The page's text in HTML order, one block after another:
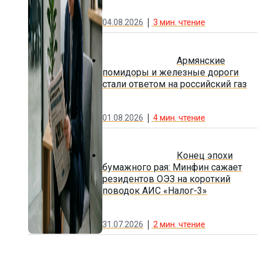
04.08.2026 3 мин. чтение
Армянские
помидоры и железные дороги
стали ответом на российский газ
01.08.2026 4мин. чтение
Конец эпохи
бумажного рая: Минфин сажает
резидентов ОЭЗ на короткий
поводок АИС «Налог-3»
31.07.2026 2мин. чтение